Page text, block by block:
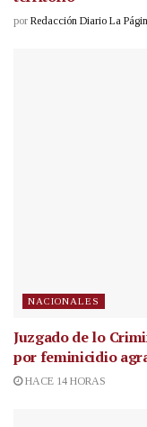
por Redacción Diario La
NACIONALES
Juzgado de lo
por feminicidio
HACE 14 HORAS